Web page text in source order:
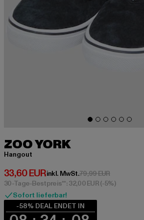
ZOO YORK
Hangout
33,60 EUR
Derzeitiger Preis: 33,60 EUR
inkl. MwSt.79,99 EUR
30-Tage-Bestpreis**: 32,00 EUR(-5%)
Sofort lieferbar!
-58% DEAL ENDET IN